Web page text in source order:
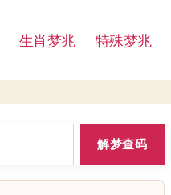
生肖梦兆 特殊梦兆
解梦查码